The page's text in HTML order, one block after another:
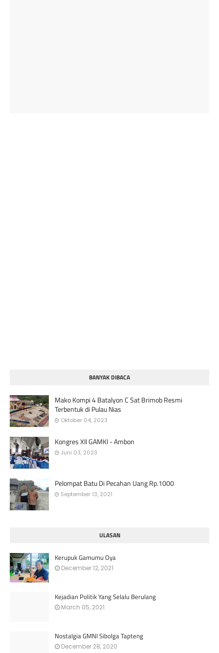
BANYAK DIBACA
Mako Kompi 4 Batalyon C Sat Brimob Resmi
Terbentuk di Pulau Nias
Oktober 04, 2023
Kongres XII GAMKI - Ambon
Juni 03, 2023
Pelompat Batu Di Pecahan Uang Rp.1000
September 13, 2021
ULASAN
Kerupuk Gamumu Oya
December 12, 2021
Kejadian Politik Yang Selalu Berulang
March 05, 2021
Nostalgia GMNI Sibolga Tapteng
December 28, 2020